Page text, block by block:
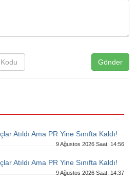
Gönder
Atıldı Ama PR Yine Sınıfta Kaldı!
9 Ağustos 2026 Saat: 14:56
Atıldı Ama PR Yine Sınıfta Kaldı!
9 Ağustos 2026 Saat: 14:37